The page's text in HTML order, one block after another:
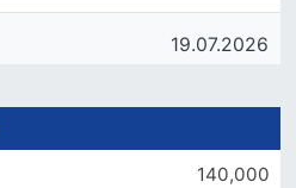
19.07.2026
140,000